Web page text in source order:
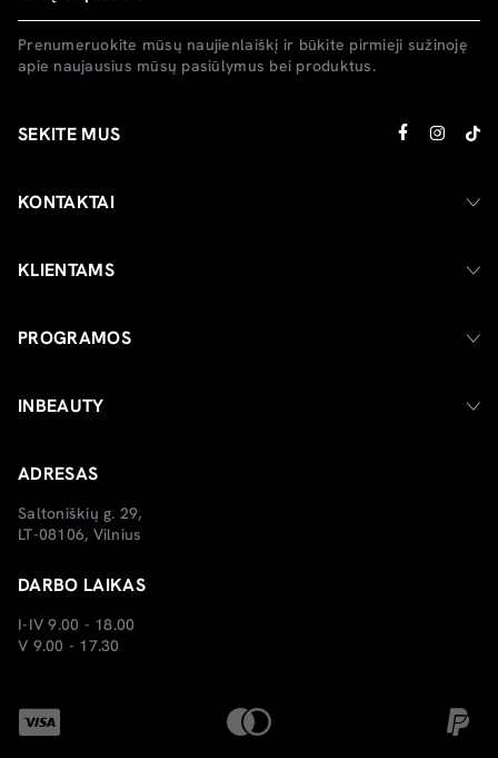
Prenumeruokite mūsų naujienlaiškį ir būkite pirmieji sužinoję
apie naujausius mūsų pasiūlymus bei produktus.
SEKITE MUS
KONTAKTAI
KLIENTAMS
PROGRAMOS
INBEAUTY
ADRESAS
Saltoniškių g. 29,
LT-08106, Vilnius
DARBO LAIKAS
I-IV 9.00 - 18.00
V 9.00 - 17.30